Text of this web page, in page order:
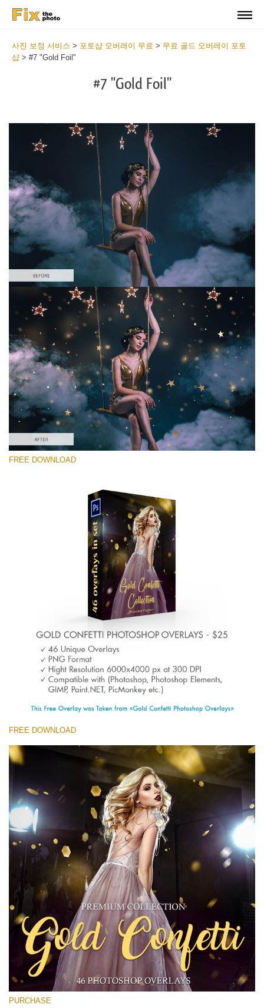
사진 보정 서비스 > 포토샵 오버레이 무료 > 무료 골드 오버레이 포토
샵 > #7 "Gold Foil"
#7 "Gold Foil"
선택 해주세요
Free Photoshop Overlay #7
Small 800*533px
Gold Confetti
(46 Overlays)
Large 6000*4000px
Large 6000*4000px
무료 다운로드
FREE DOWNLOAD
FREE DOWNLOAD
PURCHASE